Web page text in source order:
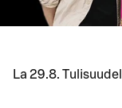
La 29.8.